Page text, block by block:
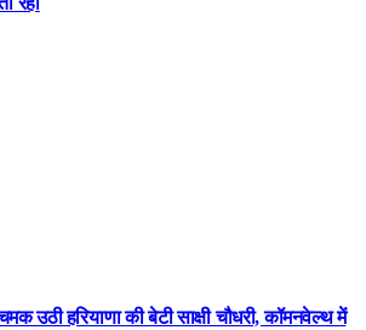
उठी हरियाणा की बेटी साक्षी चौधरी, कॉमनवेल्थ में